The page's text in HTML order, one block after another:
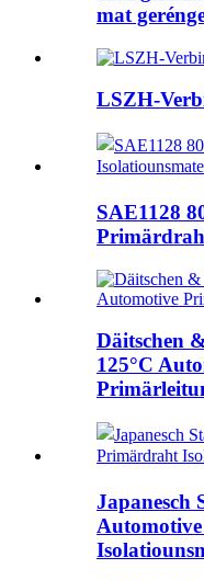
mat
LSZH-
SAE1128
Däitschen
125°C
Japanesch